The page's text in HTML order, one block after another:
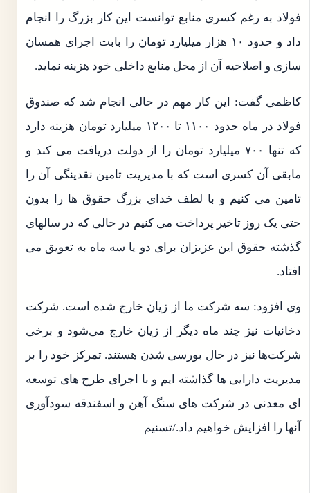
فولاد به رغم کسری منابع توانست این کار بزرگ را انجام
داد و حدود ۱۰ هزار میلیارد تومان را بابت اجرای همسان
سازی و اصلاحیه آن از محل منابع داخلی خود هزینه نماید.
کاظمی گفت: این کار مهم در حالی انجام شد که صندوق
فولاد در ماه حدود ۱۱۰۰ تا ۱۲۰۰ میلیارد تومان هزینه دارد
که تنها ۷۰۰ میلیارد تومان را از دولت دریافت می کند و
مابقی آن کسری است که با مدیریت تامین نقدینگی آن را
تامین می کنیم و با لطف خدای بزرگ حقوق ها را بدون
حتی یک روز تاخیر پرداخت می کنیم در حالی که در سالهای
گذشته حقوق این عزیزان برای دو یا سه ماه به تعویق می
افتاد.
وی افزود: سه شرکت ما از زیان خارج شده است. شرکت
دخانیات نیز چند ماه دیگر از زیان خارج می‌شود و برخی
شرکت‌ها نیز در حال بورسی شدن هستند. تمرکز خود را بر
مدیریت دارایی ها گذاشته ایم و با اجرای طرح های توسعه
ای معدنی در شرکت های سنگ آهن و اسفندقه سودآوری
آنها را افزایش خواهیم داد./تسنیم